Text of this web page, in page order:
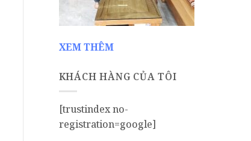
XEM THÊM
KHÁCH HÀNG CỦA TÔI
[trustindex no-
registration=google]